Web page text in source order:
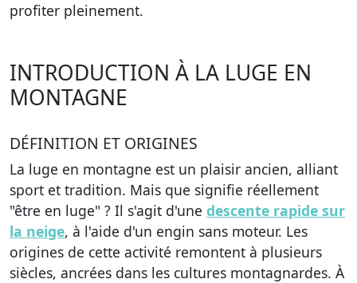
profiter pleinement.
INTRODUCTION À LA LUGE EN
MONTAGNE
DÉFINITION ET ORIGINES
La luge en montagne est un plaisir ancien, alliant
sport et tradition. Mais que signifie réellement
"être en luge" ? Il s'agit d'une descente rapide sur
la neige, à l'aide d'un engin sans moteur. Les
origines de cette activité remontent à plusieurs
siècles, ancrées dans les cultures montagnardes. À